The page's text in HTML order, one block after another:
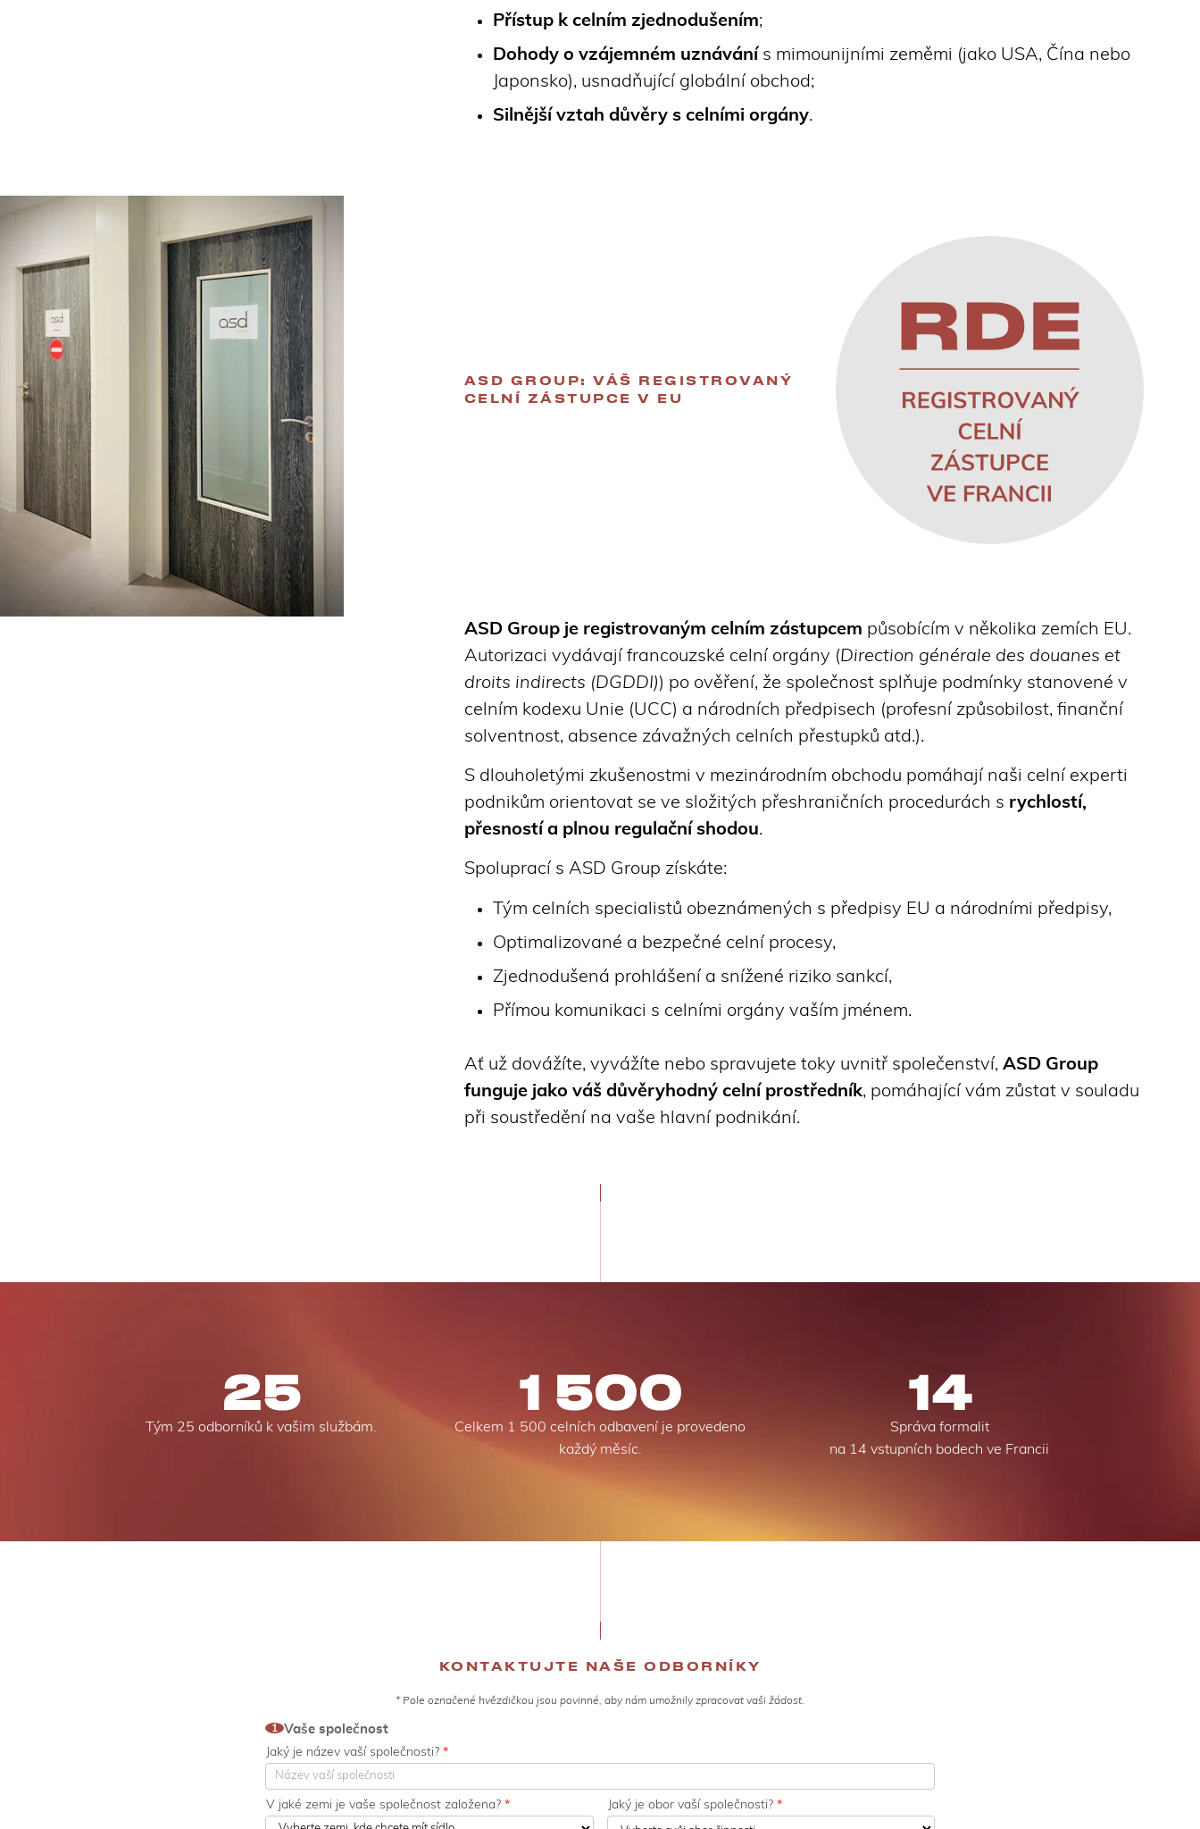
Přístup k celním zjednodušením;
Dohody o vzájemném uznávánís mimounijními zeměmi (jako USA, Čína nebo
Japonsko), usnadňující globální obchod;
Silnější vztah důvěry s celními orgány.
ASD GROUP: VÁŠ REGISTROVANÝ
CELNÍ ZÁSTUPCE V EU
ASD Group je registrovaným celním zástupcem působícím v několika zemích EU.
Autorizaci vydávají francouzské celní orgány (Direction générale des douanes et
droits indirects (DGDDI)) po ověření, že společnost splňuje podmínky stanovené v
celním kodexu Unie (UCC) a národních předpisech (profesní způsobilost, finanční
solventnost, absence závažných celních přestupků atd.).
S dlouholetými zkušenostmi v mezinárodním obchodu pomáhají naši celní experti
podnikům orientovat se ve složitých přeshraničních procedurách s rychlostí,
přesností a plnou regulační shodou.
Spoluprací s ASD Group získáte:
Tým celních specialistů obeznámených s předpisy EU a národními předpisy,
Optimalizované a bezpečné celní procesy,
Zjednodušená prohlášení a snížené riziko sankcí,
Přímou komunikaci s celními orgány vaším jménem.
Ať už dovážíte, vyvážíte nebo spravujete toky uvnitř společenství, ASD Group
funguje jako váš důvěryhodný celní prostředník, pomáhající vám zůstat v souladu
při soustředění na vaše hlavní podnikání.
Tým 25 odborníků k vašim službám.
25
Celkem 1 500 celních odbavení je provedeno
každý měsíc.
1 500
Správa formalit
na 14 vstupních bodech ve Francii
14
KONTAKTUJTE NAŠE ODBORNÍKY
customs
2025
* Pole označené hvězdičkou jsou povinné, aby nám umožnily zpracovat vaši žádost.
1 Vaše společnost
Jaký je název vaší společnosti? *
V jaké zemi je vaše společnost založena? * Jaký je obor vaší společnosti? *